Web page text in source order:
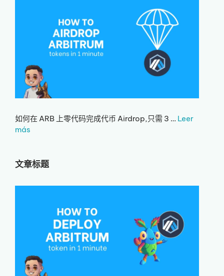
如何在 ARB 上零代码完成代币 Airdrop,只需 3 … Leer
más
文章标题